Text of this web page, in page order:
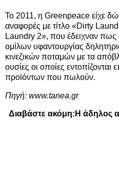
Το 2011, η Greenpeace είχε
αναφορές με τίτλο «Dirty
Laundry 2», που έδειχναν
ομίλων υφαντουργίας
κινεζικών ποταμών με τα
ουσίες οι οποίες εντοπίζονται
προϊόντων που πωλούν.
Πηγή: www.tanea.gr
Διαβάστε ακόμη: Η άδηλος